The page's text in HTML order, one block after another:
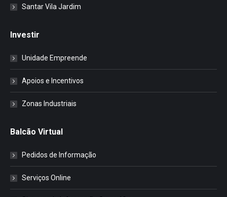
Santar Vila Jardim
Investir
Unidade Empreende
Apoios e Incentivos
Zonas Industriais
Balcão Virtual
Pedidos de Informação
Serviços Online